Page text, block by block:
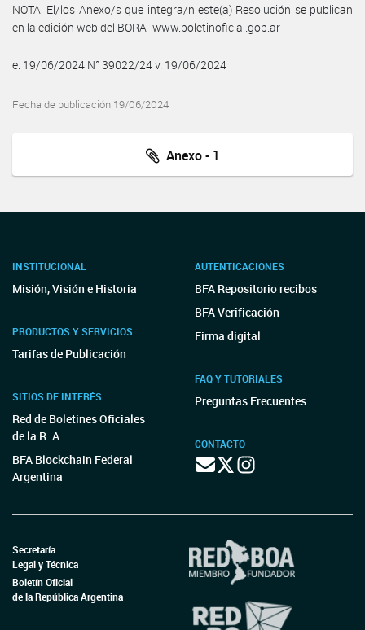
NOTA: El/los Anexo/s que integra/n este(a) Resolución se publican
en la edición web del BORA -www.boletinoficial.gob.ar-
e. 19/06/2024 N° 39022/24 v. 19/06/2024
Fecha de publicación 19/06/2024
Anexo - 1
INSTITUCIONAL
Misión, Visión e Historia
PRODUCTOS Y SERVICIOS
Tarifas de Publicación
SITIOS DE INTERÉS
Red de Boletines Oficiales
de la R. A.
BFA Blockchain Federal
Argentina
AUTENTICACIONES
BFA Repositorio recibos
BFA Verificación
Firma digital
FAQ Y TUTORIALES
Preguntas Frecuentes
CONTACTO
Secretaría
Legal y Técnica
Boletín Oficial
de la República Argentina